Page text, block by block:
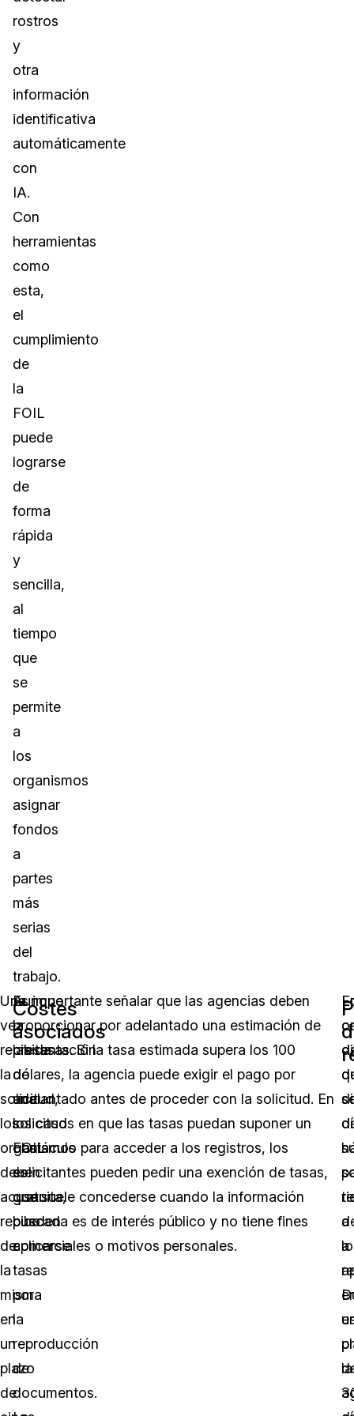
rostros
y
otra
información
identificativa
automáticamente
con
IA.
Con
herramientas
como
esta,
el
cumplimiento
de
la
FOIL
puede
lograrse
de
forma
rápida
y
sencilla,
al
tiempo
que
se
permite
a
los
organismos
asignar
fondos
a
partes
más
serias
del
trabajo.
Una
vez
recibida
la
solicitud,
los
organismos
deben
acusar
recibo
de
la
misma
en
un
plazo
de
Costes
asociados
Aunque
la
presentación
de
una
solicitud
FOIL
es
gratuita,
pueden
aplicarse
tasas
por
la
reproducción
de
documentos.
Es importante señalar que las agencias deben
proporcionar por adelantado una estimación de
las tasas. Si la tasa estimada supera los 100
dólares, la agencia puede exigir el pago por
adelantado antes de proceder con la solicitud. En
los casos en que las tasas puedan suponer un
obstáculo para acceder a los registros, los
solicitantes pueden pedir una exención de tasas,
que suele concederse cuando la información
buscada es de interés público y no tiene fines
comerciales o motivos personales.
a
a
la